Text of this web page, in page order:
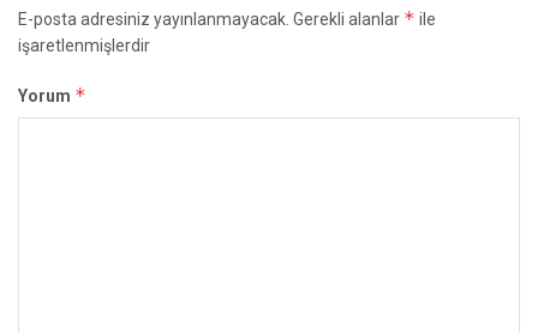
E-posta adresiniz yayınlanmayacak. Gerekli alanlar * ile
işaretlenmişlerdir
Yorum *